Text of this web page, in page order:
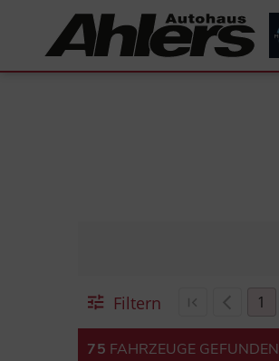
Filtern 1
75 FAHRZEUGE GEFUNDEN